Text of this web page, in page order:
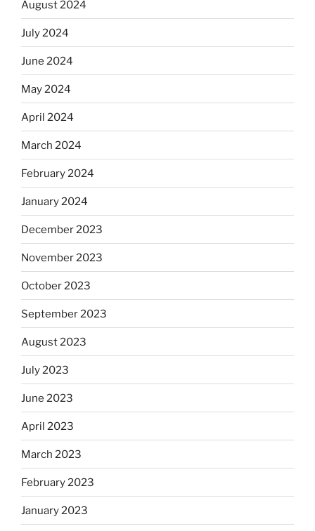
August 2024
July 2024
June 2024
May 2024
April 2024
March 2024
February 2024
January 2024
December 2023
November 2023
October 2023
September 2023
August 2023
July 2023
June 2023
April 2023
March 2023
February 2023
January 2023